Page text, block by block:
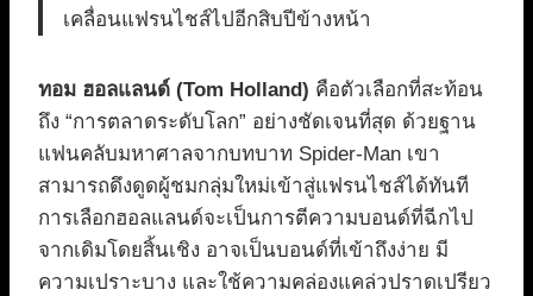
เคลื่อนแฟรนไชส์ไปอีกสิบปีข้างหน้า
ทอม ฮอลแลนด์ (Tom Holland) คือตัวเลือกที่สะท้อน
ถึง “การตลาดระดับโลก” อย่างชัดเจนที่สุด ด้วยฐาน
แฟนคลับมหาศาลจากบทบาท Spider-Man เขา
สามารถดึงดูดผู้ชมกลุ่มใหม่เข้าสู่แฟรนไชส์ได้ทันที
การเลือกฮอลแลนด์จะเป็นการตีความบอนด์ที่ฉีกไป
จากเดิมโดยสิ้นเชิง อาจเป็นบอนด์ที่เข้าถึงง่าย มี
ความเปราะบาง และใช้ความคล่องแคล่วปราดเปรียว